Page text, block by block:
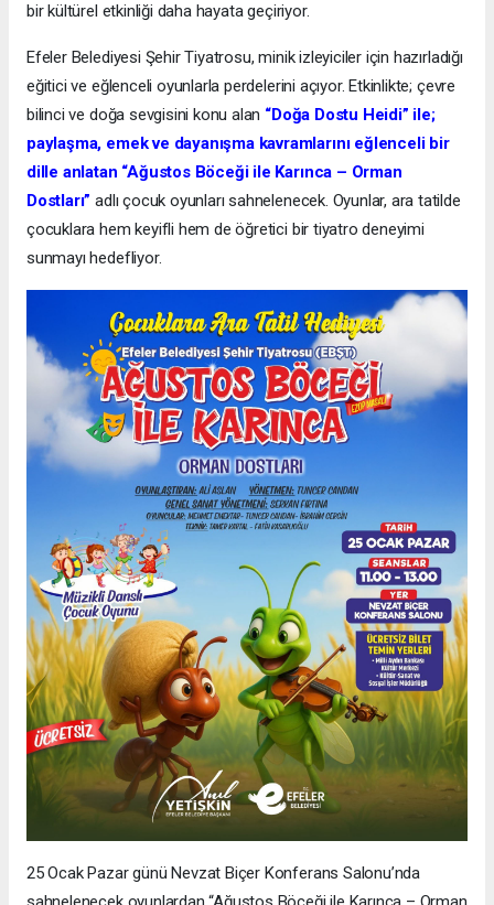
bir kültürel etkinliği daha hayata geçiriyor.
Efeler Belediyesi Şehir Tiyatrosu, minik izleyiciler için hazırladığı
eğitici ve eğlenceli oyunlarla perdelerini açıyor. Etkinlikte; çevre
bilinci ve doğa sevgisini konu alan “Doğa Dostu Heidi” ile;
paylaşma, emek ve dayanışma kavramlarını eğlenceli bir
dille anlatan “Ağustos Böceği ile Karınca – Orman
Dostları” adlı çocuk oyunları sahnelenecek. Oyunlar, ara tatilde
çocuklara hem keyifli hem de öğretici bir tiyatro deneyimi
sunmayı hedefliyor.
25 Ocak Pazar günü Nevzat Biçer Konferans Salonu’nda